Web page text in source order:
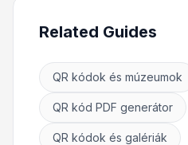
Related Guides
QR kódok és múzeumok
QR kód PDF generátor
QR kódok és galériák